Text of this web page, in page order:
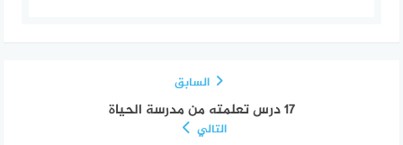
السابق
17 درس تعلمته من مدرسة الحياة
التالي